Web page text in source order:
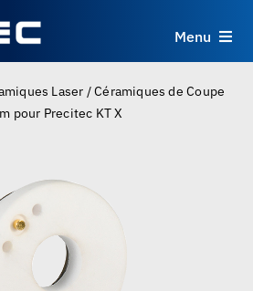
Menu
Produits
Applications
Ressources
Laser /Céramiques de Coupe
pour Precitec KT X